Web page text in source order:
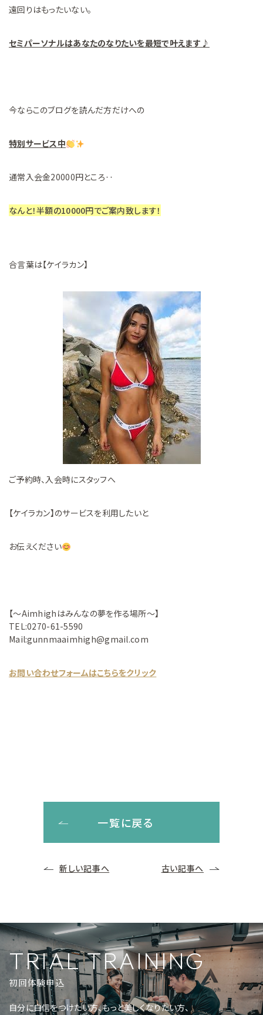
遠回りはもったいない。
セミパーソナルはあなたのなりたいを最短で叶えます♪
今ならこのブログを読んだ方だけへの
特別サービス中
通常入会金20000円ところ‥
なんと！半額の10000円でご案内致します！
合言葉は【ケイラカン】
ご予約時、入会時にスタッフへ
【ケイラカン】のサービスを利用したいと
お伝えください
【～Aimhighはみんなの夢を作る場所～】
TEL:0270-61-5590
Mail:gunnmaaimhigh@gmail.com
お問い合わせフォームはこちらをクリック
一覧に戻る
新しい記事へ 古い記事へ
TRIAL TRAINING
初回体験申込
自分に自信をつけたい方、もっと美しくなりたい方、